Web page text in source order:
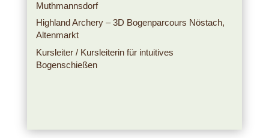
Muthmannsdorf
Highland Archery – 3D Bogenparcours Nöstach,
Altenmarkt
Kursleiter / Kursleiterin für intuitives
Bogenschießen